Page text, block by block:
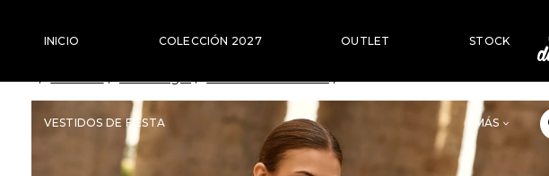
Contenido
INICIO COLECCIÓN 2027 OUTLET STOCK
VESTIDOS DE FIESTA MÁS
VESTIDO DE NOVIA